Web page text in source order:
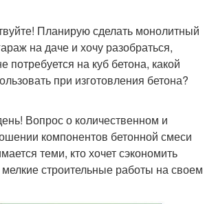
Планирую сделать монолитный
на даче и хочу разобраться,
потребуется на куб бетона, какой
при изготовления бетона?
Вопрос о количественном и
компонентов бетонной смеси
теми, кто хочет сэкономить
строительные работы на своем